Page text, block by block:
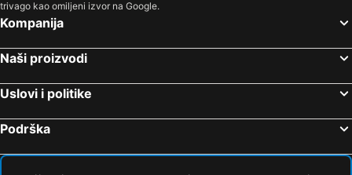
trivago kao omiljeni izvor na Google.
Kompanija
Naši proizvodi
Uslovi i politike
Podrška